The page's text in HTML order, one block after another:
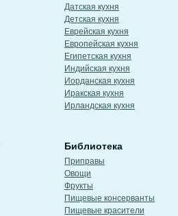
Датская кухня
Детская кухня
Еврейская кухня
Европейская кухня
Египетская кухня
Индийская кухня
Иорданская кухня
Иракская кухня
Ирландская кухня
Библиотека
Приправы
Овощи
Фрукты
Пищевые консерванты
Пищевые красители